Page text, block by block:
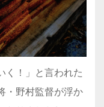
く！」と言われた
・野村監督が浮か